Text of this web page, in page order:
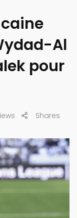
Al
pour
Shares